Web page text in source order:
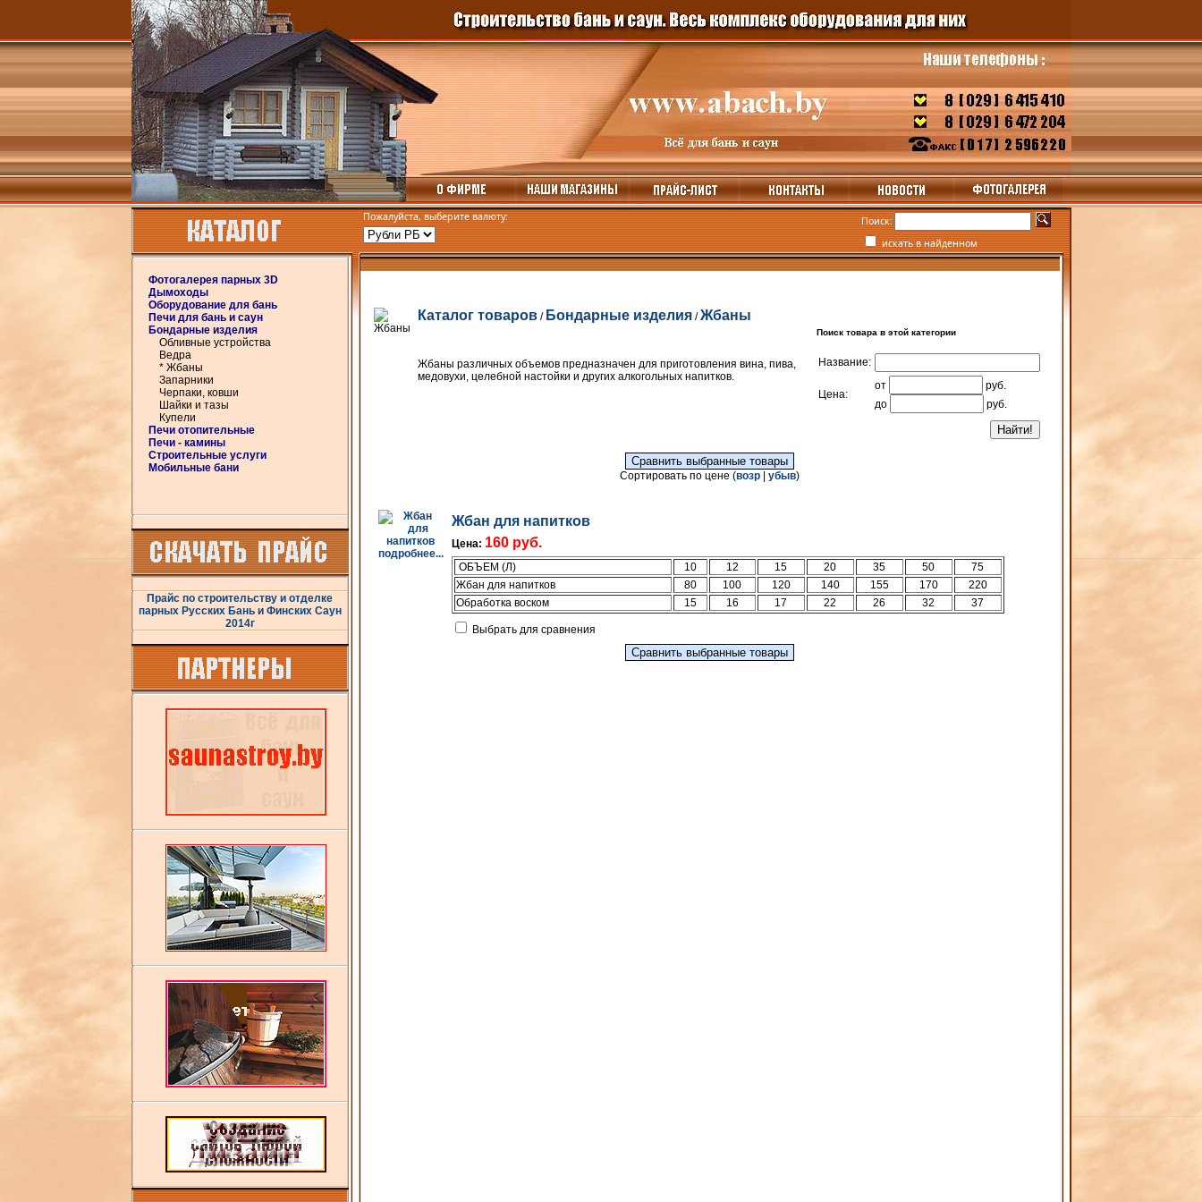
Фотогалерея парных 3D
Дымоходы
Оборудование для бань
Печи для бань и саун
Бондарные изделия
Обливные устройства
Ведра
* Жбаны
Запарники
Черпаки, ковши
Шайки и тазы
Купели
Печи отопительные
Печи - камины
Строительные услуги
Мобильные бани
Прайс по строительству и отделке
парных Русских Бань и Финских Саун
2014г
Пожалуйста, выберите валюту:
Поиск:
искать в найденном
Каталог товаров/ Бондарные изделия /Жбаны
Поиск товара в этой категории
Название:
Цена:
от
руб.
до
руб.
Жбаны различных объемов предназначен для приготовления вина, пива,
медовухи, целебной настойки и других алкогольных напитков.
Сортировать по цене (возр убыв)
подробнее...
Жбан для напитков
Цена: 160 руб.
ОБЪЕМ (Л) 10 12 15 20 35 50
75
Жбан для напитков
80 100 120 140 155 170
220
Обработка воском
15 16 17 22 26 32 37
Выбрать для сравнения